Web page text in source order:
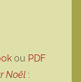
ou PDF
Noël :